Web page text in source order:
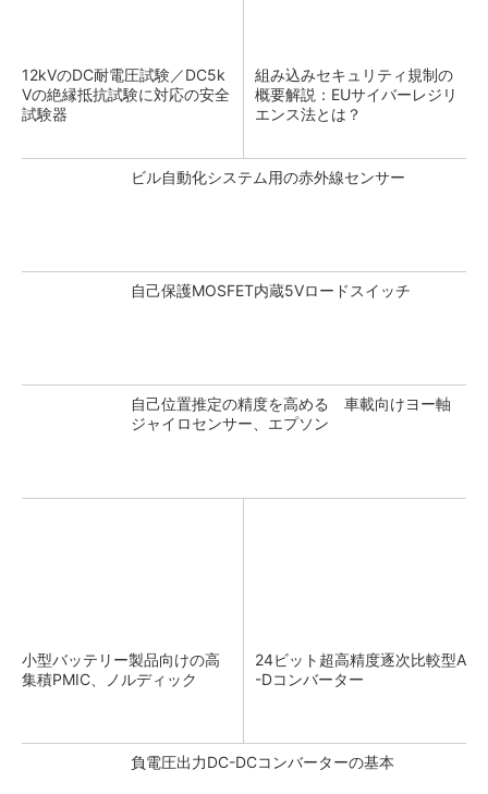
12kVのDC耐電圧試験／DC5k
Vの絶縁抵抗試験に対応の安全
試験器
組み込みセキュリティ規制の
概要解説：EUサイバーレジリ
エンス法とは？
ビル自動化システム用の赤外線センサー
自己保護MOSFET内蔵5Vロードスイッチ
自己位置推定の精度を高める 車載向けヨー軸
ジャイロセンサー、エプソン
小型バッテリー製品向けの高
集積PMIC、ノルディック
24ビット超高精度逐次比較型A
-Dコンバーター
負電圧出力DC-DCコンバーターの基本